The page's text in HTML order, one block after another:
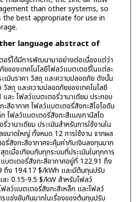
than other systems, so
best appropriate for use in
language abstract of
อรี่ได้มีการพัฒนามาอย่างต่อเนื่องแต่ว่า
ยของเทคโนโลยีโฟลว์แบตเตอรี่ในแต่ละ
เมินราคา วัสดุ และความปลอดภัย ดังนั้น
วัสดุ และความปลอดภัยของเทคโนโลยี
ละ โฟลว์แบตเตอรี่วานาเดียม ประกอบ
สีอากาศ โฟลว์แบตเตอรี่สังกะสีไอโอดีน
โฟลว์แบตเตอรี่สังกะสีแมงกานีสได
านาเดียม ประเมินสำหรับการใช้งานใน
นาดใหญ่ ทั้งหมด 12 การใช้งาน จากผล
รี่สังกะสีอากาศจะคุ้มค่ากับเงินลงทุนมาก
เมื่อเทียบกับทุกระบบที่ประเมินในทุกการ
บตเตอรี่สังกะสีอากาศอยู่ที่ 122.91 ถึง
ถึง 194.17 $/kWh และมีต้นทุนปรับ
ะ 0.15-9.5 $/kW สำหรับโฟลว์
ลว์แบตเตอรี่สังกะสีเหล็ก และโฟลว์
รแข่งขันกันมากในเรื่องของต้นทุนปรับ